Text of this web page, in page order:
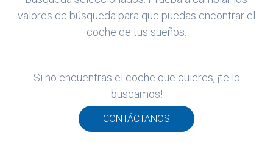
Combustible y cambio (0)
(0)
valores de búsqueda para que puedas encontrar el
coche de tus sueños.
Si no encuentras el coche que quieres, ¡te lo
buscamos!
CONTÁCTANOS